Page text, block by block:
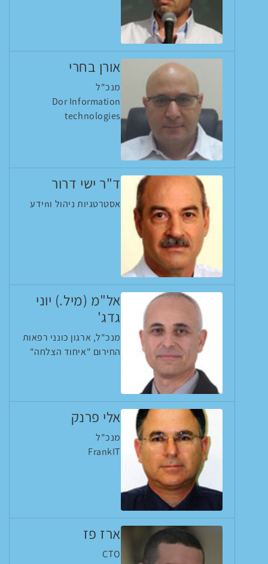
אורן בחרי
מנכ"ל
Dor Information
technologies
ד"ר ישי דרור
אסטרטגיות ניהול וnידע
אל"מ (מיל.) יוני
גדג'
מנכ"ל, ארגון כונני רפאות
החירום "איחוד הצלחה"
אלי פרנק
מנכ"ל
FrankIT
ארז פז
CTO